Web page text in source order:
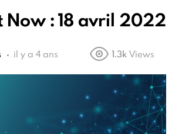
Now : 18 avril 2022
il y a 4 ans 1.3k Views